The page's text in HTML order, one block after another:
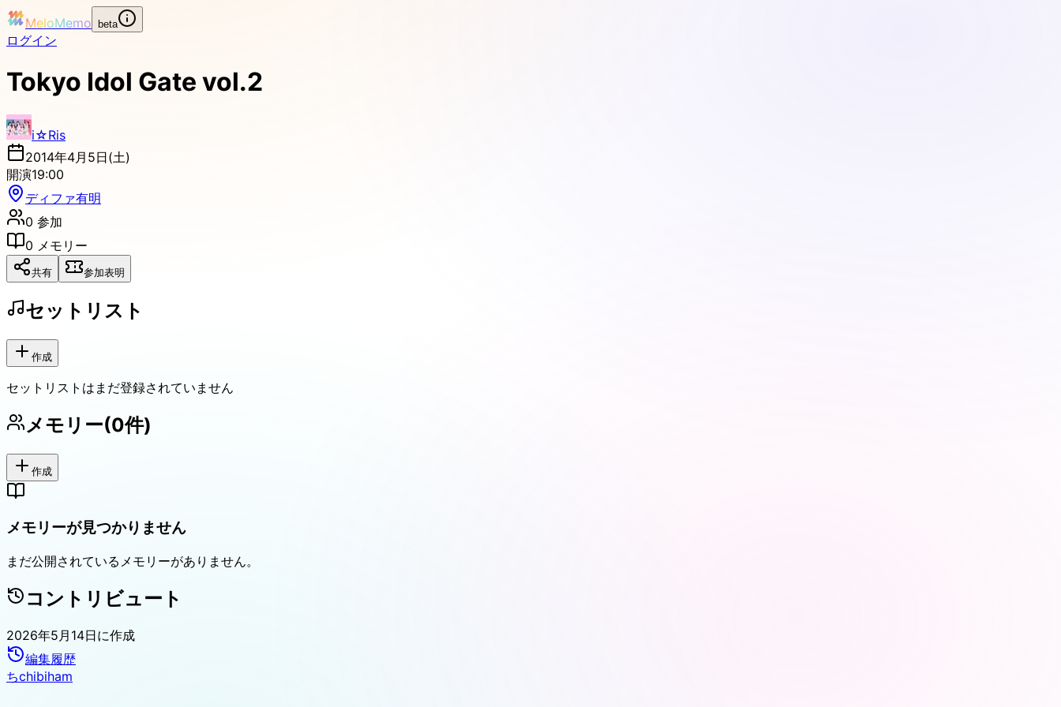
MeloMemo beta
ログイン
Tokyo Idol Gate vol.2
i☆Ris
2014年4月5日(土)
開演19:00
ディファ有明
0 参加
0 メモリー
共有 参加表明
セットリスト
作成
セットリストはまだ登録されていません
メモリー(0件)
作成
メモリーが見つかりません
まだ公開されているメモリーがありません。
コントリビュート
2026年5月14日に作成
編集履歴
ちchibiham